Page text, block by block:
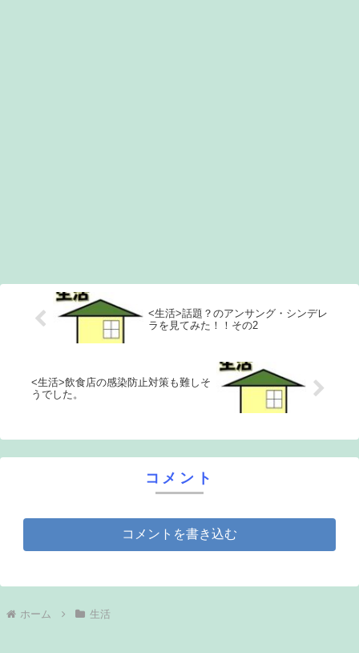
<生活>話題？のアンサング・シンデレ
ラを見てみた！！その2
<生活>飲食店の感染防止対策も難しそ
うでした。
コメント
コメントを書き込む
ホーム 生活